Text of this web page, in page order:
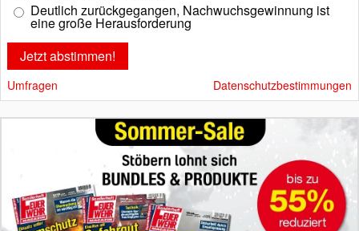
Deutlich zurückgegangen, Nachwuchsgewinnung ist
eine große Herausforderung
Umfragen Datenschutzbestimmungen